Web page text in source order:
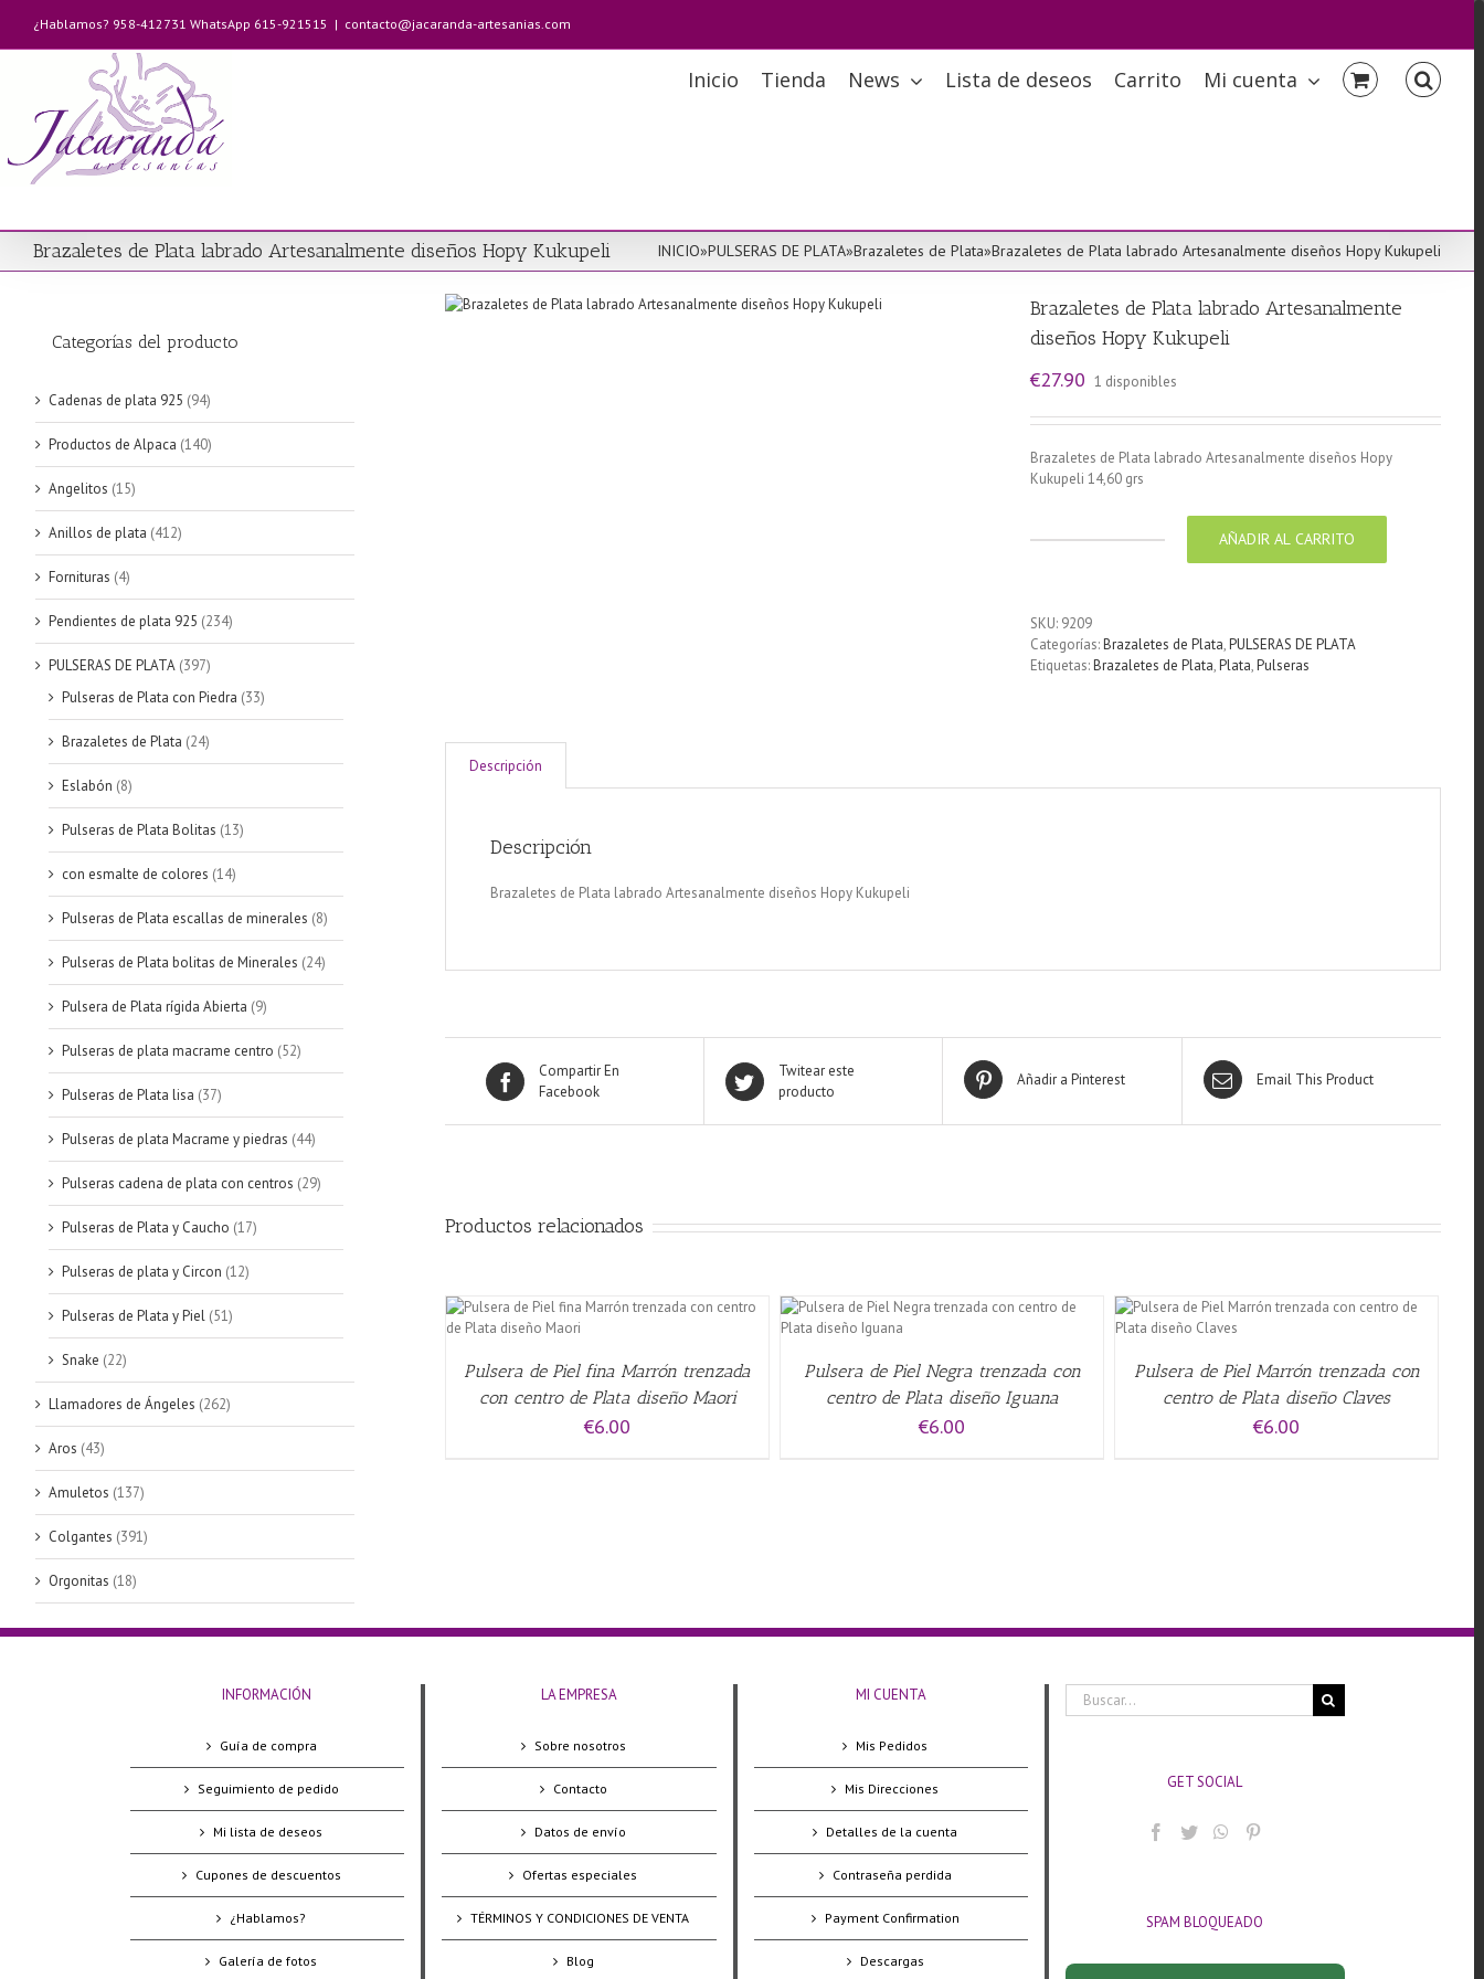
contenido
¿Hablamos? 958-412731 WhatsApp 615-921515 | contacto@jacaranda-artesanias.com
Inicio Tienda News Lista de deseos Carrito Mi cuenta
Brazaletes de Plata labrado Artesanalmente diseños Hopy Kukupeli INICIO»PULSERAS DE PLATA»Brazaletes de Plata»Brazaletes de Plata labrado Artesanalmente diseños Hopy Kukupeli
Brazaletes de Plata labrado Artesanalmente
diseños Hopy Kukupeli
€27.90 1 disponibles
Brazaletes de Plata labrado Artesanalmente diseños Hopy
Kukupeli 14,60 grs
diseños
Hopy
AÑADIR AL CARRITO
SKU: 9209
Categorías:Brazaletes de Plata,PULSERAS DE PLATA
Etiquetas:Brazaletes de Plata,Plata,Pulseras
Descripción
Descripción
Brazaletes de Plata labrado Artesanalmente diseños Hopy Kukupeli
Compartir En
Facebook
Twitear este
producto
Añadir a Pinterest Email This Product
Productos relacionados
Pulsera de Piel fina Marrón trenzada
con centro de Plata diseño Maori
€6.00
AÑADIR AL CARRITO
Pulsera de Piel Negra trenzada con
centro de Plata diseño Iguana
€6.00
AÑADIR AL CARRITO
Pulsera de Piel Marrón trenzada con
centro de Plata diseño Claves
€6.00
Categorías del producto
Cadenas de plata 925 (94)
Productos de Alpaca (140)
Angelitos (15)
Anillos de plata (412)
Fornituras (4)
Pendientes de plata 925 (234)
PULSERAS DE PLATA (397)
Pulseras de Plata con Piedra (33)
Brazaletes de Plata (24)
Eslabón (8)
Pulseras de Plata Bolitas (13)
con esmalte de colores (14)
Pulseras de Plata escallas de minerales (8)
Pulseras de Plata bolitas de Minerales (24)
Pulsera de Plata rígida Abierta (9)
Pulseras de plata macrame centro (52)
Pulseras de Plata lisa (37)
Pulseras de plata Macrame y piedras (44)
Pulseras cadena de plata con centros (29)
Pulseras de Plata y Caucho (17)
Pulseras de plata y Circon (12)
Pulseras de Plata y Piel (51)
Snake (22)
Llamadores de Ángeles (262)
Aros (43)
Amuletos (137)
Colgantes (391)
Orgonitas (18)
INFORMACIÓN
Guía de compra
Seguimiento de pedido
Mi lista de deseos
Cupones de descuentos
¿Hablamos?
Galería de fotos
LA EMPRESA
Sobre nosotros
Contacto
Datos de envío
Ofertas especiales
TÉRMINOS Y CONDICIONES DE VENTA
Blog
MI CUENTA
Mis Pedidos
Mis Direcciones
Detalles de la cuenta
Contraseña perdida
Payment Confirmation
Descargas
Buscar:
GET SOCIAL
SPAM BLOQUEADO